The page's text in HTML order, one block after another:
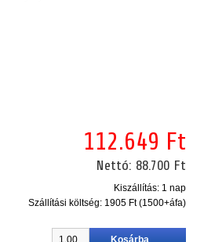
112.649 Ft
Nettó: 88.700 Ft
Kiszállítás: 1 nap
Szállítási költség: 1905 Ft (1500+áfa)